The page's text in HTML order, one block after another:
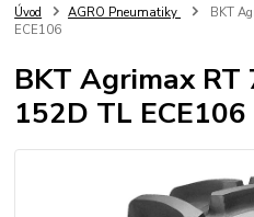
Úvod AGRO Pneumatiky
BKT
ECE106
BKT Agrimax
152D TL ECE106